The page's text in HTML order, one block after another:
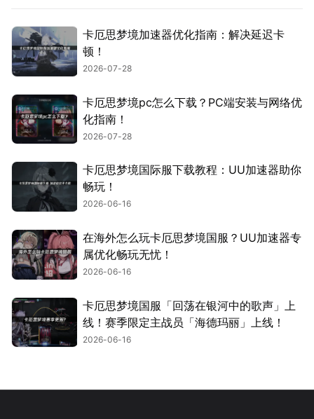
卡厄思梦境加速器优化指南：解决延迟卡
顿！
2026-07-28
卡厄思梦境pc怎么下载？PC端安装与网络优
化指南！
2026-07-28
卡厄思梦境国际服下载教程：UU加速器助你
畅玩！
2026-06-16
在海外怎么玩卡厄思梦境国服？UU加速器专
属优化畅玩无忧！
2026-06-16
卡厄思梦境国服「回荡在银河中的歌声」上
线！赛季限定主战员「海德玛丽」上线！
2026-06-16